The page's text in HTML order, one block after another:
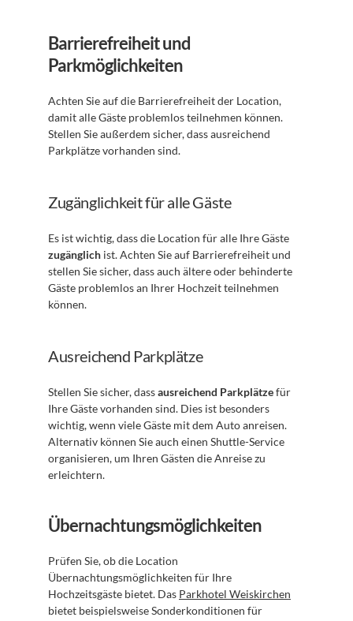
Barrierefreiheit und
Parkmöglichkeiten
Achten Sie auf die Barrierefreiheit der Location,
damit alle Gäste problemlos teilnehmen können.
Stellen Sie außerdem sicher, dass ausreichend
Parkplätze vorhanden sind.
Zugänglichkeit für alle Gäste
zugänglich ist. Achten Sie auf Barrierefreiheit und
stellen Sie sicher, dass auch ältere oder behinderte
Gäste problemlos an Ihrer Hochzeit teilnehmen
können.
Ausreichend Parkplätze
Stellen Sie sicher, dass ausreichend Parkplätze für
Ihre Gäste vorhanden sind. Dies ist besonders
wichtig, wenn viele Gäste mit dem Auto anreisen.
Alternativ können Sie auch einen Shuttle-Service
organisieren, um Ihren Gästen die Anreise zu
erleichtern.
Übernachtungsmöglichkeiten
Prüfen Sie, ob die Location
Übernachtungsmöglichkeiten für Ihre
Hochzeitsgäste bietet. Das Parkhotel Weiskirchen
bietet beispielsweise Sonderkonditionen für